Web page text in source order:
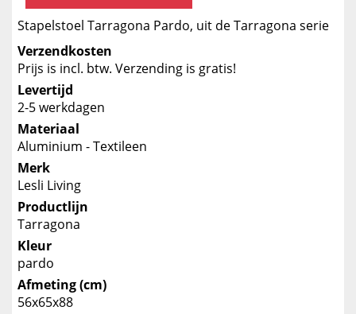
Stapelstoel Tarragona Pardo, uit de Tarragona serie
Verzendkosten
Prijs is incl. btw. Verzending is gratis!
Levertijd
2-5 werkdagen
Materiaal
Aluminium - Textileen
Merk
Lesli Living
Productlijn
Tarragona
Kleur
pardo
Afmeting (cm)
56x65x88